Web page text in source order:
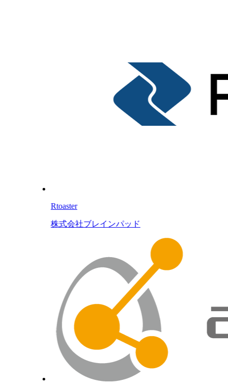
Rtoaster
株式会社ブレインパッド